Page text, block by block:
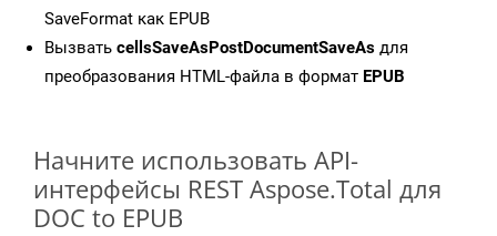
SaveFormat как EPUB
Вызвать cellsSaveAsPostDocumentSaveAs для
преобразования HTML-файла в формат EPUB
Начните использовать API-
интерфейсы REST Aspose.Total для
DOC to EPUB